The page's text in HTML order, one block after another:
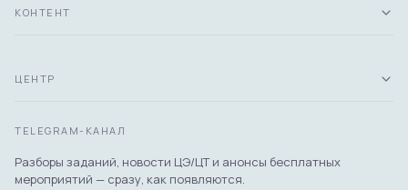
КОНТЕНТ
ЦЕНТР
TELEGRAM-КАНАЛ
Разборы заданий, новости ЦЭ/ЦТ и анонсы бесплатных
мероприятий — сразу, как появляются.